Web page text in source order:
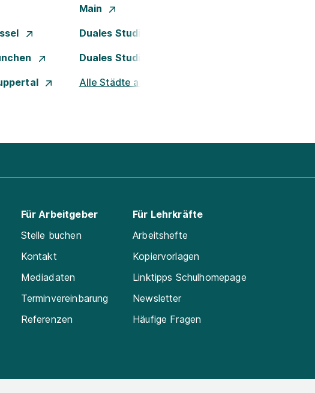
Main
Duales Studium Köln
Duales Studium Nürnberg
Alle Städte ansehen
Für Arbeitgeber
Stelle buchen
Kontakt
Mediadaten
Terminvereinbarung
Referenzen
Für Lehrkräfte
Arbeitshefte
Kopiervorlagen
Linktipps Schulhomepage
Newsletter
Häufige Fragen